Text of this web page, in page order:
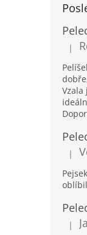
|
Vzala
|
|